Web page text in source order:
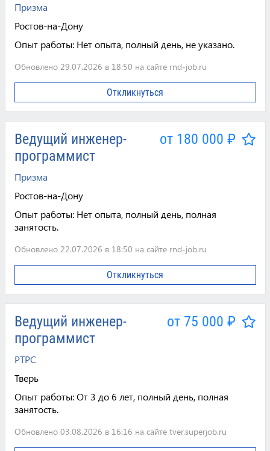
Призма
Ростов-на-Дону
Опыт работы: Нет опыта, полный день, не указано.
Обновлено 29.07.2026 в 18:50 на сайте rnd-job.ru
Откликнуться
Ведущий инженер-
программист
от 180 000 ₽
Призма
Ростов-на-Дону
Опыт работы: Нет опыта, полный день, полная
занятость.
Обновлено 22.07.2026 в 18:50 на сайте rnd-job.ru
Откликнуться
Ведущий инженер-
программист
от 75 000 ₽
РТРС
Тверь
Опыт работы:От 3 до 6 лет, полный день, полная
занятость.
Обновлено 03.08.2026 в 16:16 на сайте tver.superjob.ru